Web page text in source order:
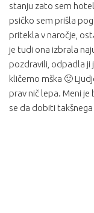
stanju zato sem
psičko sem prišla
pritekla v naročje,
je tudi ona izbrala
pozdravili, odpadla ji
kličemo mška 🙂
prav nič lepa. Meni je
se da dobiti